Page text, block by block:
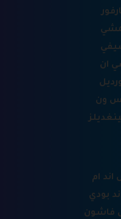
ان
ون
ام
بودي
فاشون